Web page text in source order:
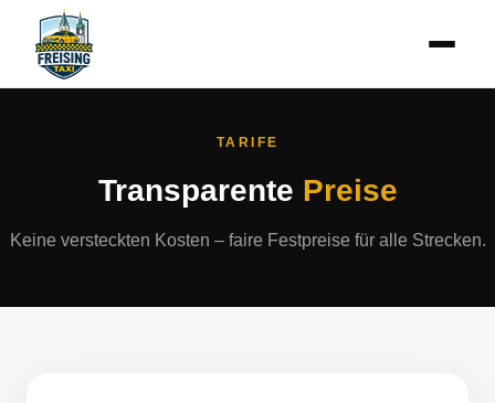
TARIFE
Transparente Preise
Keine versteckten Kosten – faire Festpreise für alle Strecken.